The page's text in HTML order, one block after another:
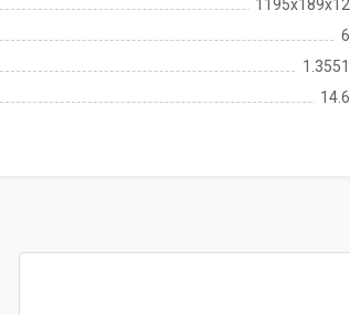
1195x189x12
6
1.3551
14.6